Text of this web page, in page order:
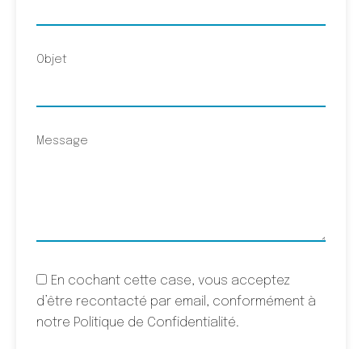
Objet
Message
En cochant cette case, vous acceptez
d’être recontacté par email, conformément à
notre Politique de Confidentialité.